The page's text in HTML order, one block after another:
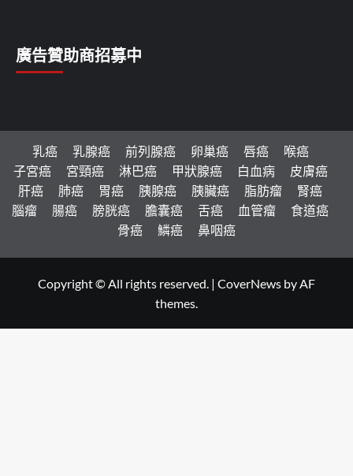
廣告贊助商招募中
乳癌 乳腺癌 前列腺癌 卵巢癌 唇癌
喉癌
子宮癌
宮頸癌 淋巴癌 甲狀腺癌 白血病
皮膚癌
肝癌
肺癌 胃癌 胰腺癌 胰臟癌 脂肪瘤
腎癌
腦瘤
腸癌 膀胱癌 膽囊癌 舌癌 血管瘤
食道癌
骨癌
鱗癌 鼻咽癌
Copyright © All rights reserved. | CoverNews by AF
themes.